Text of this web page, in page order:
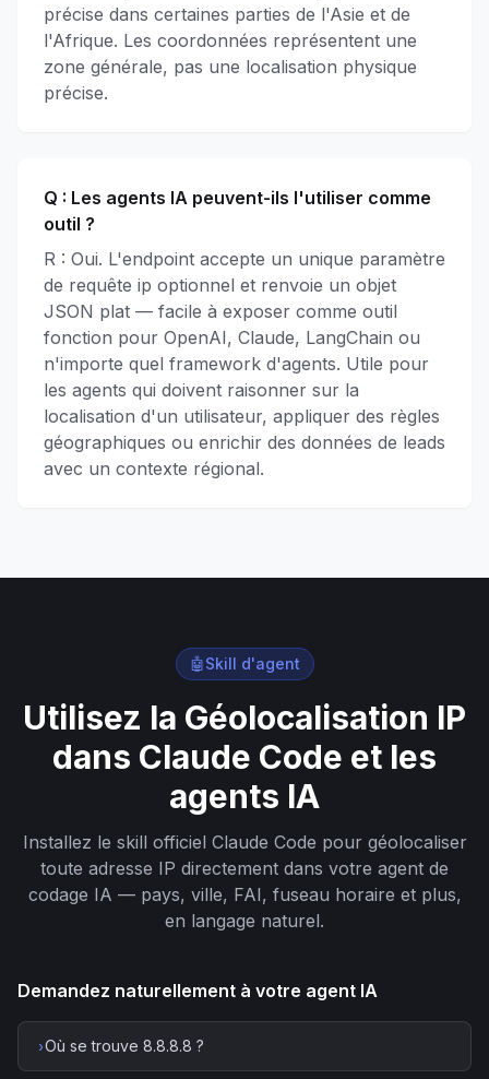
précise dans certaines parties de l'Asie et de
l'Afrique. Les coordonnées représentent une
zone générale, pas une localisation physique
précise.
Q : Les agents IA peuvent-ils l'utiliser comme
outil ?
R : Oui. L'endpoint accepte un unique paramètre
de requête ip optionnel et renvoie un objet
JSON plat — facile à exposer comme outil
fonction pour OpenAI, Claude, LangChain ou
n'importe quel framework d'agents. Utile pour
les agents qui doivent raisonner sur la
localisation d'un utilisateur, appliquer des règles
géographiques ou enrichir des données de leads
avec un contexte régional.
🤖Skill d'agent
Utilisez la Géolocalisation IP
dans Claude Code et les
agents IA
Installez le skill officiel Claude Code pour géolocaliser
toute adresse IP directement dans votre agent de
codage IA — pays, ville, FAI, fuseau horaire et plus,
en langage naturel.
Demandez naturellement à votre agent IA
›Où se trouve 8.8.8.8 ?